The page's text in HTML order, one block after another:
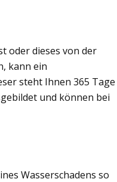
oder dieses von der
kann ein
steht Ihnen 365 Tage
und können bei
Wasserschadens so